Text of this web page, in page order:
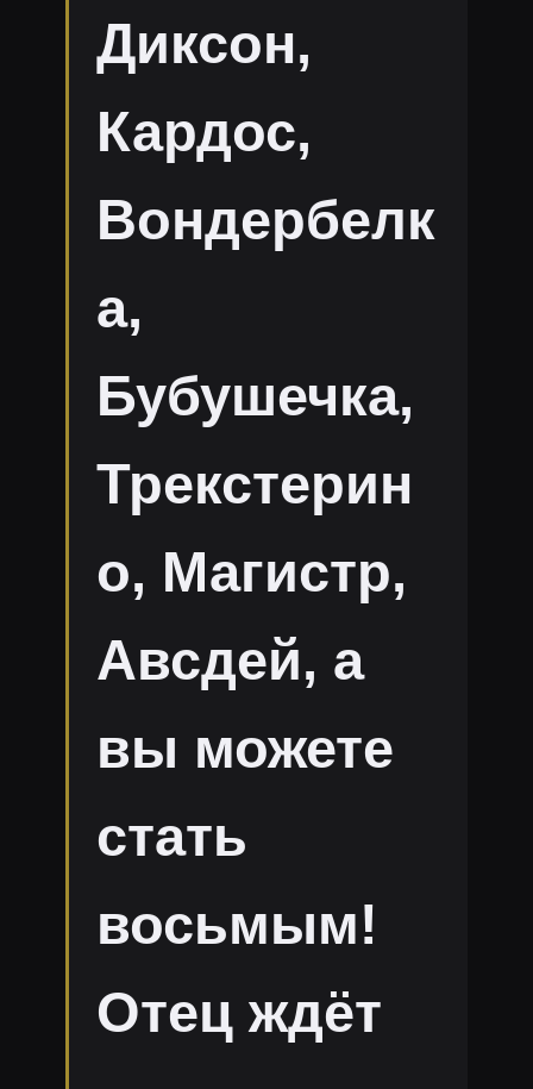
Диксон,
Кардос,
Вондербелк
а,
Бубушечка,
Трекстерин
о, Магистр,
Авсдей, а
вы можете
стать
восьмым!
Отец ждёт